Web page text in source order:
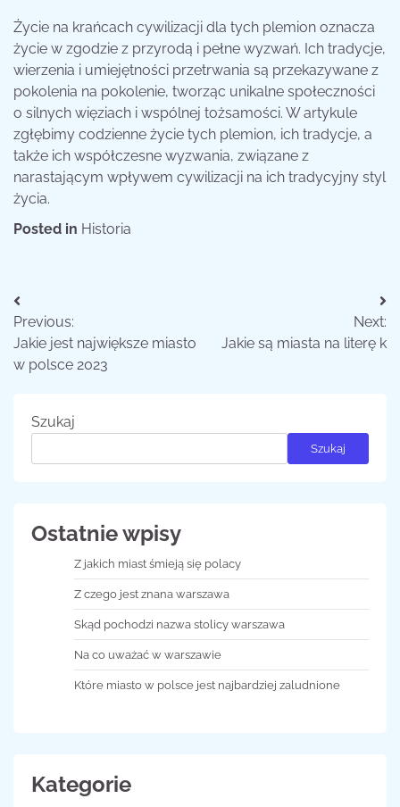
Życie na krańcach cywilizacji dla tych plemion oznacza
życie w zgodzie z przyrodą i pełne wyzwań. Ich tradycje,
wierzenia i umiejętności przetrwania są przekazywane z
pokolenia na pokolenie, tworząc unikalne społeczności
o silnych więziach i wspólnej tożsamości. W artykule
zgłębimy codzienne życie tych plemion, ich tradycje, a
także ich współczesne wyzwania, związane z
narastającym wpływem cywilizacji na ich tradycyjny styl
życia.
Posted in Historia
Nawigacja
wpisu
Previous:
Jakie jest największe miasto
w polsce 2023
Next:
Jakie są miasta na literę k
Szukaj
Szukaj
Ostatnie wpisy
Z jakich miast śmieją się polacy
Z czego jest znana warszawa
Skąd pochodzi nazwa stolicy warszawa
Na co uważać w warszawie
Które miasto w polsce jest najbardziej zaludnione
Kategorie